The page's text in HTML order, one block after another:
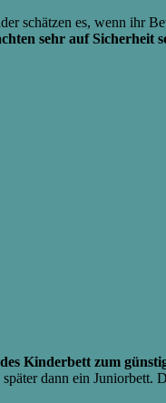
schätzen es, wenn ihr
sehr auf Sicherheit
Kinderbett zum
dann ein Juniorbett.